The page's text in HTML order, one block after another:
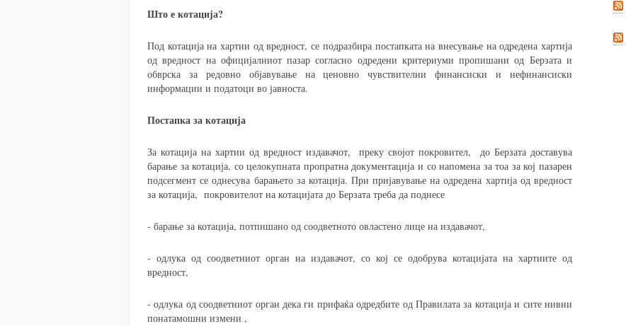
Што е котација?
Под котација на хартии од вредност, се подразбира постапката на внесување на одредена хартија
од вредност на официјалниот пазар согласно одредени критериуми пропишани од Берзата и
обврска за редовно објавување на ценовно чувствителни финансиски и нефинансиски
информации и податоци во јавноста.
Постапка за котација
За котација на хартии од вредност издавачот, преку својот покровител, до Берзата доставува
барање за котација, со целокупната пропратна документација и со напомена за тоа за кој пазарен
подсегмент се однесува барањето за котација. При пријавување на одредена хартија од вредност
за котација, покровителот на котацијата до Берзата треба да поднесе
- барање за котација, потпишано од соодветното овластено лице на издавачот,
- одлука од соодветниот орган на издавачот, со кој се одобрува котацијата на хартиите од
вредност,
- одлука од соодветниот орган дека ги прифаќа одредбите од Правилата за котација и сите нивни
понатамошни измени ,